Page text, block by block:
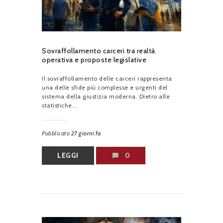
Sovraffollamento carceri tra realtà
operativa e proposte legislative
Il sovraffollamento delle carceri rappresenta
una delle sfide più complesse e urgenti del
sistema della giustizia moderna. Dietro alle
statistiche...
Pubblicato 27 giorni fa
LEGGI 0